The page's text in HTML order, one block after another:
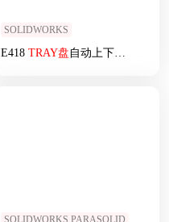
SOLIDWORKS
E418 TRAY盘自动上下料机
SOLIDWORKS,PARASOLID